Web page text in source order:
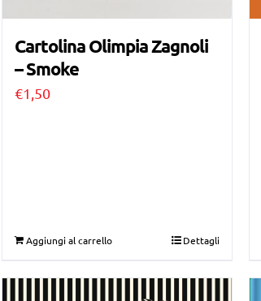
Cartolina Olimpia Zagnoli
– Smoke
€1,50
Aggiungi al carrello Dettagli